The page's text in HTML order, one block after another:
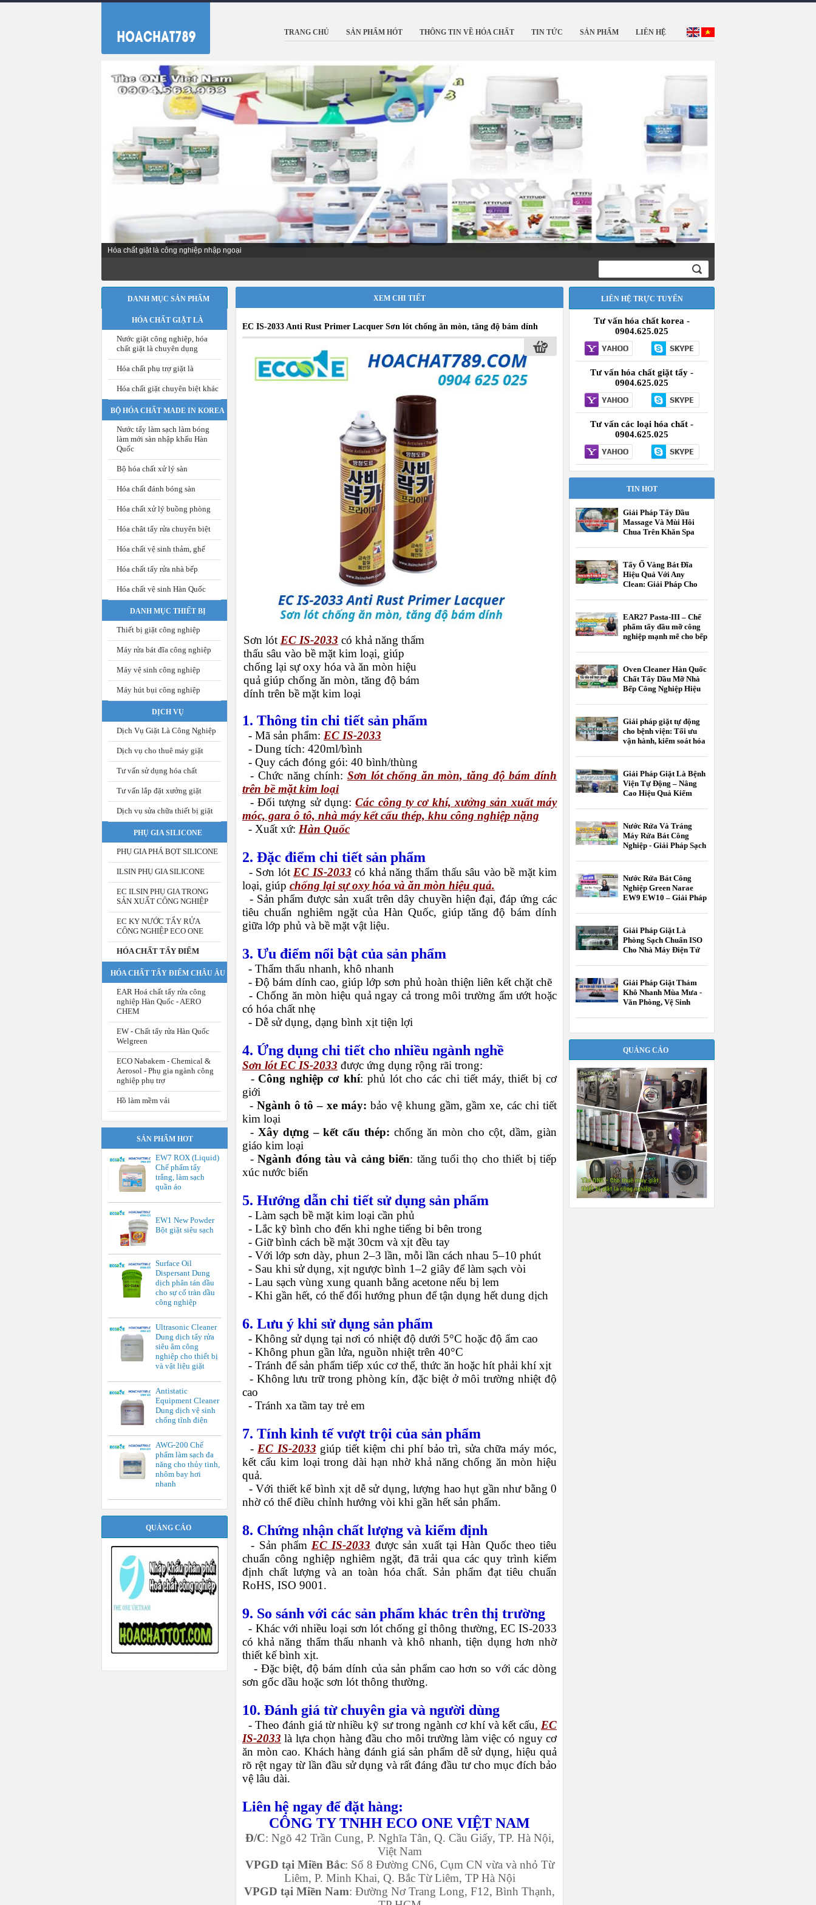
TRANG CHỦ SẢN PHẨM HÓT THÔNG TIN VỀ HÓA CHẤT TIN TỨC SẢN PHẨM LIÊN HỆ
Hóa chất giặt là công nghiệp nhập ngoại
DANH MỤC SẢN PHẨM
HÓA CHẤT GIẶT LÀ
Nước giặt công nghiệp, hóa
chất giặt là chuyên dụng
Hóa chất phụ trợ giặt là
Hóa chất giặt chuyên biệt khác
BỘ HÓA CHẤT MADE IN KOREA
Nước tẩy làm sạch làm bóng
làm mới sàn nhập khẩu Hàn
Quốc
Bộ hóa chất xử lý sàn
Hóa chất đánh bóng sàn
Hóa chất xử lý buồng phòng
Hóa chât tẩy rửa chuyên biệt
Hóa chất vệ sinh thảm, ghế
Hóa chất tẩy rửa nhà bếp
Hóa chất vệ sinh Hàn Quốc
DANH MỤC THIẾT BỊ
Thiết bị giặt công nghiệp
Máy rửa bát đĩa công nghiệp
Máy vệ sinh công nghiệp
Máy hút bụi công nghiệp
DỊCH VỤ
Dịch Vụ Giặt Là Công Nghiệp
Dịch vụ cho thuê máy giặt
Tư vấn sử dụng hóa chất
Tư vấn lắp đặt xưởng giặt
Dịch vụ sửa chữa thiết bị giặt
PHỤ GIA SILICONE
PHỤ GIA PHÁ BỌT SILICONE
ILSIN PHỤ GIA SILICONE
EC ILSIN PHỤ GIA TRONG
SẢN XUẤT CÔNG NGHIỆP
EC KY NƯỚC TẨY RỬA
CÔNG NGHIỆP ECO ONE
HÓA CHẤT TẨY ĐIỂM
HÓA CHẤT TẨY ĐIỂM CHÂU ÂU
EAR Hoá chất tẩy rửa công
nghiệp Hàn Quốc - AERO
CHEM
EW - Chất tẩy rửa Hàn Quốc
Welgreen
ECO Nabakem - Chemical &
Aerosol - Phụ gia ngành công
nghiệp phụ trợ
Hồ làm mềm vải
SẢN PHẨM HOT
EW7 ROX (Liquid)
Chế phẩm tẩy
trắng, làm sạch
quần áo
EW1 New Powder
Bột giặt siêu sạch
Surface Oil
Dispersant Dung
dịch phân tán dầu
cho sự cố tràn dầu
công nghiệp
Ultrasonic Cleaner
Dung dịch tẩy rửa
siêu âm công
nghiệp cho thiết bị
và vật liệu giặt
Antistatic
Equipment Cleaner
Dung dịch vệ sinh
chống tĩnh điện
AWG-200 Chế
phẩm làm sạch đa
năng cho thủy tinh,
nhôm bay hơi
nhanh
QUẢNG CÁO
XEM CHI TIẾT
EC IS-2033 Anti Rust Primer Lacquer Sơn lót chống ăn mòn, tăng độ bám dính
Sơn lót EC IS-2033 có khả năng thẩm
thấu sâu vào bề mặt kim loại, giúp
chống lại sự oxy hóa và ăn mòn hiệu
quả giúp chống ăn mòn, tăng độ bám
dính trên bề mặt kim loại
1. Thông tin chi tiết sản phẩm
- Mã sản phẩm: EC IS-2033
- Dung tích: 420ml/bình
- Quy cách đóng gói: 40 bình/thùng
- Chức năng chính: Sơn lót chống ăn mòn, tăng độ bám dính
trên bề mặt kim loại
- Đối tượng sử dụng:Các công ty cơ khí, xưởng sản xuất máy
móc, gara ô tô, nhà máy kết cấu thép, khu công nghiệp nặng
- Xuất xứ: Hàn Quốc
2. Đặc điểm chi tiết sản phẩm
- Sơn lót EC IS-2033 có khả năng thẩm thấu sâu vào bề mặt kim
loại, giúp chống lại sự oxy hóa và ăn mòn hiệu quả.
- Sản phẩm được sản xuất trên dây chuyền hiện đại, đáp ứng các
tiêu chuẩn nghiêm ngặt của Hàn Quốc, giúp tăng độ bám dính
giữa lớp phủ và bề mặt vật liệu.
3. Ưu điểm nổi bật của sản phẩm
- Thẩm thấu nhanh, khô nhanh
- Độ bám dính cao, giúp lớp sơn phủ hoàn thiện liên kết chặt chẽ
- Chống ăn mòn hiệu quả ngay cả trong môi trường ẩm ướt hoặc
có hóa chất nhẹ
- Dễ sử dụng, dạng bình xịt tiện lợi
4. Ứng dụng chi tiết cho nhiều ngành nghề
Sơn lót EC IS-2033 được ứng dụng rộng rãi trong:
- Công nghiệp cơ khí: phủ lót cho các chi tiết máy, thiết bị cơ
giới
- Ngành ô tô – xe máy: bảo vệ khung gầm, gầm xe, các chi tiết
kim loại
-Xây dựng – kết cấu thép: chống ăn mòn cho cột, dầm, giàn
giáo kim loại
-Ngành đóng tàu và cảng biển: tăng tuổi thọ cho thiết bị tiếp
xúc nước biển
5. Hướng dẫn chi tiết sử dụng sản phẩm
- Làm sạch bề mặt kim loại cần phủ
- Lắc kỹ bình cho đến khi nghe tiếng bi bên trong
- Giữ bình cách bề mặt 30cm và xịt đều tay
- Với lớp sơn dày, phun 2–3 lần, mỗi lần cách nhau 5–10 phút
- Sau khi sử dụng, xịt ngược bình 1–2 giây để làm sạch vòi
- Lau sạch vùng xung quanh bằng acetone nếu bị lem
- Khi gần hết, có thể đổi hướng phun để tận dụng hết dung dịch
6. Lưu ý khi sử dụng sản phẩm
- Không sử dụng tại nơi có nhiệt độ dưới 5°C hoặc độ ẩm cao
- Không phun gần lửa, nguồn nhiệt trên 40°C
- Tránh để sản phẩm tiếp xúc cơ thể, thức ăn hoặc hít phải khí xịt
- Không lưu trữ trong phòng kín, đặc biệt ở môi trường nhiệt độ
cao
- Tránh xa tầm tay trẻ em
7. Tính kinh tế vượt trội của sản phẩm
- EC IS-2033 giúp tiết kiệm chi phí bảo trì, sửa chữa máy móc,
kết cấu kim loại trong dài hạn nhờ khả năng chống ăn mòn hiệu
quả.
- Với thiết kế bình xịt dễ sử dụng, lượng hao hụt gần như bằng 0
nhờ có thể điều chỉnh hướng vòi khi gần hết sản phẩm.
8. Chứng nhận chất lượng và kiểm định
- Sản phẩm EC IS-2033 được sản xuất tại Hàn Quốc theo tiêu
chuẩn công nghiệp nghiêm ngặt, đã trải qua các quy trình kiểm
định chất lượng và an toàn hóa chất. Sản phẩm đạt tiêu chuẩn
RoHS, ISO 9001.
9. So sánh với các sản phẩm khác trên thị trường
- Khác với nhiều loại sơn lót chống gỉ thông thường, EC IS-2033
có khả năng thẩm thấu nhanh và khô nhanh, tiện dụng hơn nhờ
thiết kế bình xịt.
- Đặc biệt, độ bám dính của sản phẩm cao hơn so với các dòng
sơn gốc dầu hoặc sơn lót thông thường.
10. Đánh giá từ chuyên gia và người dùng
-Theo đánh giá từ nhiều kỹ sư trong ngành cơ khí và kết cấu, EC
IS-2033 là lựa chọn hàng đầu cho môi trường làm việc có nguy cơ
ăn mòn cao. Khách hàng đánh giá sản phẩm dễ sử dụng, hiệu quả
rõ rệt ngay từ lần đầu sử dụng và rất đáng đầu tư cho mục đích bảo
vệ lâu dài.
Liên hệ ngay để đặt hàng:
CÔNG TY TNHH ECO ONE VIỆT NAM
Đ/C: Ngõ 42 Trần Cung, P. Nghĩa Tân, Q. Cầu Giấy, TP. Hà Nội,
Việt Nam
VPGD tại Miền Bắc: Số 8 Đường CN6, Cụm CN vừa và nhỏ Từ
Liêm, P. Minh Khai, Q. Bắc Từ Liêm, TP Hà Nội
VPGD tại Miền Nam: Đường Nơ Trang Long, F12, Bình Thạnh,
LIÊN HỆ TRỰC TUYẾN
Tư vấn hóa chất korea -
0904.625.025
Tư vấn hóa chất giặt tẩy -
0904.625.025
Tư vấn các loại hóa chất -
0904.625.025
TIN HOT
Giải Pháp Tẩy Dầu
Massage Và Mùi Hôi
Chua Trên Khăn Spa
Tẩy Ố Vàng Bát Đĩa
Hiệu Quả Với Any
Clean: Giải Pháp Cho
EAR27 Pasta-III – Chế
phẩm tẩy dầu mỡ công
nghiệp mạnh mẽ cho bếp
phẩm
Oven Cleaner Hàn Quốc
Chất Tẩy Dầu Mỡ Nhà
Bếp Công Nghiệp Hiệu
Giải pháp giặt tự động
cho bệnh viện: Tối ưu
vận hành, kiểm soát hóa
Giải Pháp Giặt Là Bệnh
Viện Tự Động – Nâng
Cao Hiệu Quả Kiểm
Hành
Nước Rửa Và Tráng
Máy Rửa Bát Công
Nghiệp - Giải Pháp Sạch
Nước Rửa Bát Công
Nghiệp Green Narae
EW9 EW10 – Giải Pháp
Giải Pháp Giặt Là
Phòng Sạch Chuẩn ISO
Cho Nhà Máy Điện Tử
Giải Pháp Giặt Thảm
Khô Nhanh Mùa Mưa -
Văn Phòng, Vệ Sinh
QUẢNG CÁO